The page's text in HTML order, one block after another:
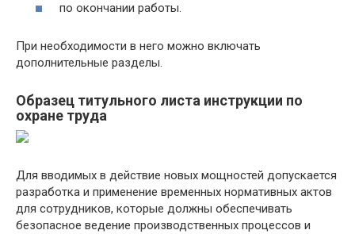
по окончании работы.
При необходимости в него можно включать
дополнительные разделы.
Образец титульного листа инструкции по
охране труда
Для вводимых в действие новых мощностей допускается
разработка и применение временных нормативных актов
для сотрудников, которые должны обеспечивать
безопасное ведение производственных процессов и